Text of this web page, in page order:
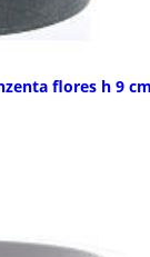
flores h 9